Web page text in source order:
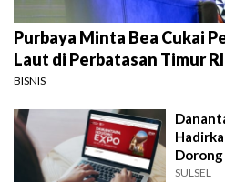
Purbaya Minta Bea Cukai
Laut di Perbatasan Timur RI
BISNIS
Dorong
SULSEL